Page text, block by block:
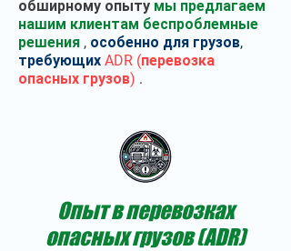
обширному опыту мы предлагаем
нашим клиентам беспроблемные
решения , особенно для грузов,
требующих ADR (перевозка
опасных грузов) .
Опыт в перевозках
опасных грузов (ADR)